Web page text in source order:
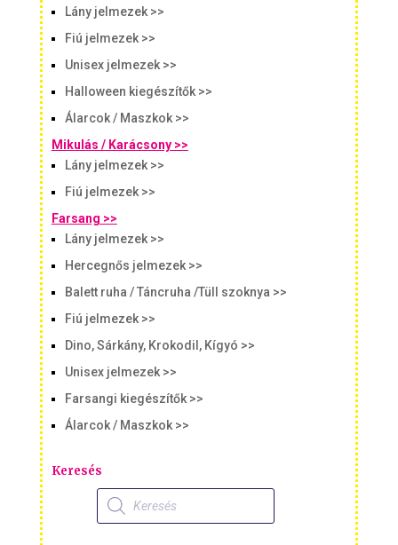
Lány jelmezek >>
Fiú jelmezek >>
Unisex jelmezek >>
Halloween kiegészítők >>
Álarcok / Maszkok >>
Mikulás / Karácsony >>
Lány jelmezek >>
Fiú jelmezek >>
Farsang >>
Lány jelmezek >>
Hercegnős jelmezek >>
Balett ruha / Táncruha /Tüll szoknya >>
Fiú jelmezek >>
Dino, Sárkány, Krokodil, Kígyó >>
Unisex jelmezek >>
Farsangi kiegészítők >>
Álarcok / Maszkok >>
Keresés
Products
search